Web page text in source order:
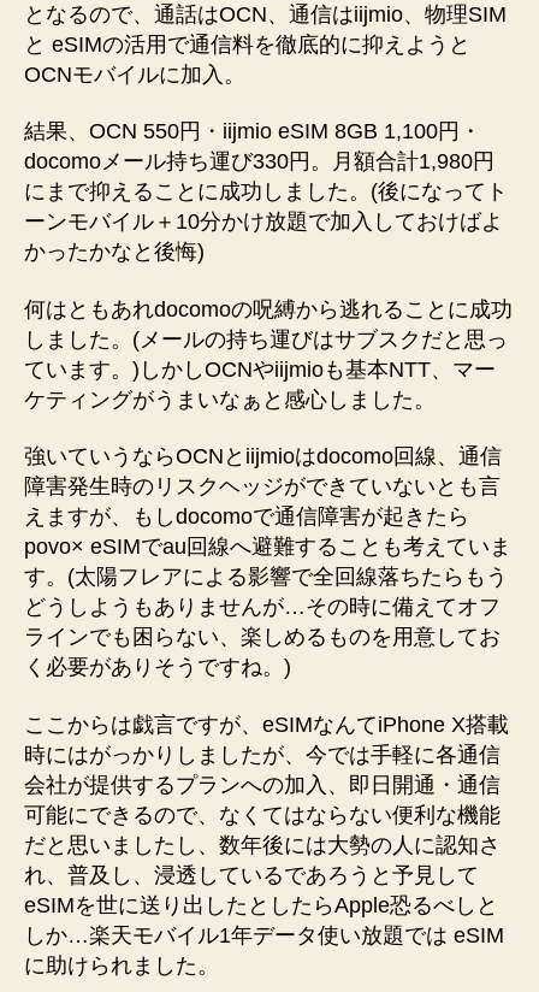
となるので、通話はOCN、通信はiijmio、物理SIM
と eSIMの活用で通信料を徹底的に抑えようと
OCNモバイルに加入。
結果、OCN 550円・iijmio eSIM 8GB 1,100円・
docomoメール持ち運び330円。月額合計1,980円
にまで抑えることに成功しました。(後になってト
ーンモバイル＋10分かけ放題で加入しておけばよ
かったかなと後悔)
何はともあれdocomoの呪縛から逃れることに成功
しました。(メールの持ち運びはサブスクだと思っ
ています。)しかしOCNやiijmioも基本NTT、マー
ケティングがうまいなぁと感心しました。
強いていうならOCNとiijmioはdocomo回線、通信
障害発生時のリスクヘッジができていないとも言
えますが、もしdocomoで通信障害が起きたら
povo× eSIMでau回線へ避難することも考えていま
す。(太陽フレアによる影響で全回線落ちたらもう
どうしようもありませんが…その時に備えてオフ
ラインでも困らない、楽しめるものを用意してお
く必要がありそうですね。)
ここからは戯言ですが、eSIMなんてiPhone X搭載
時にはがっかりしましたが、今では手軽に各通信
会社が提供するプランへの加入、即日開通・通信
可能にできるので、なくてはならない便利な機能
だと思いましたし、数年後には大勢の人に認知さ
れ、普及し、浸透しているであろうと予見して
eSIMを世に送り出したとしたらApple恐るべしと
しか…楽天モバイル1年データ使い放題では eSIM
に助けられました。